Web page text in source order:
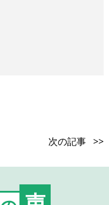
次の記事 >>